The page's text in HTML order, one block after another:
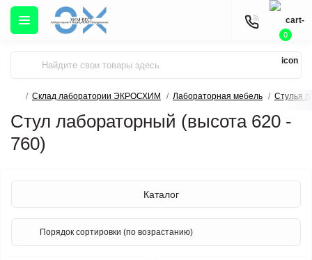
0
Склад лаборатории ЭКРОСХИМ Лабораторная мебель Стулья
Стул лабораторный (высота 620 -
760)
Каталог